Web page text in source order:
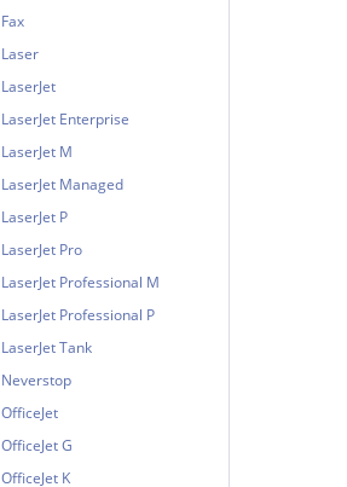
Fax
Laser
LaserJet
LaserJet Enterprise
LaserJet M
LaserJet Managed
LaserJet P
LaserJet Pro
LaserJet Professional M
LaserJet Professional P
LaserJet Tank
Neverstop
OfficeJet
OfficeJet G
OfficeJet K